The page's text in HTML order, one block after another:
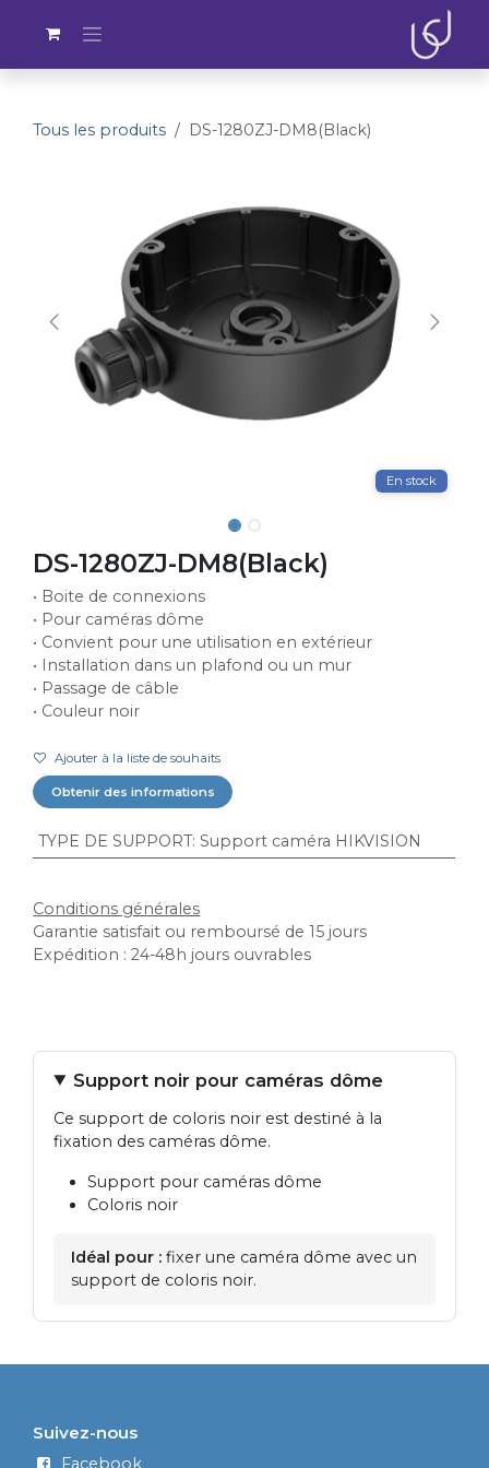
Tous les produits DS-1280ZJ-DM8(Black)
En stock
DS-1280ZJ-DM8(Black)
• Boite de connexions
• Pour caméras dôme
• Convient pour une utilisation en extérieur
• Installation dans un plafond ou un mur
• Passage de câble
• Couleur noir
Ajouter à la liste de souhaits
Obtenir des informations
TYPE DE SUPPORT: Support caméra HIKVISION
Conditions générales
Garantie satisfait ou remboursé de 15 jours
Expédition : 24-48h jours ouvrables
Support noir pour caméras dôme
Ce support de coloris noir est destiné à la
fixation des caméras dôme.
Support pour caméras dôme
Coloris noir
Idéal pour : fixer une caméra dôme avec un
support de coloris noir.
Suivez-nous
Facebook